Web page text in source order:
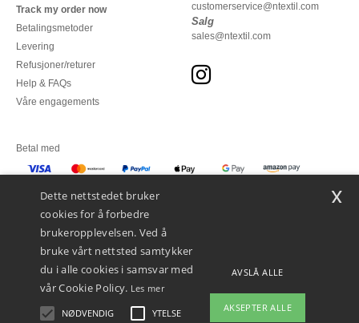
Track my order now
Betalingsmetoder
Levering
Refusjoner/returer
Help & FAQs
Våre engagements
customerservice@ntextil.com
Salg
sales@ntextil.com
Betal med
Dette nettstedet bruker
cookies for å forbedre
brukeropplevelsen. Ved å
bruke vårt nettsted samtykker
du i alle cookies i samsvar med
vår Cookie Policy. Les mer
NØDVENDIG YTELSE
AVSLÅ ALLE
AKSEPTER ALLE
x